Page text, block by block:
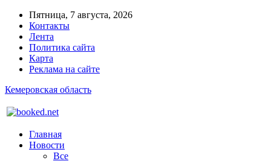
Пятница, 7 августа, 2026
Контакты
Лента
Политика сайта
Карта
Реклама на сайте
Кемеровская область
Главная
Новости
Все